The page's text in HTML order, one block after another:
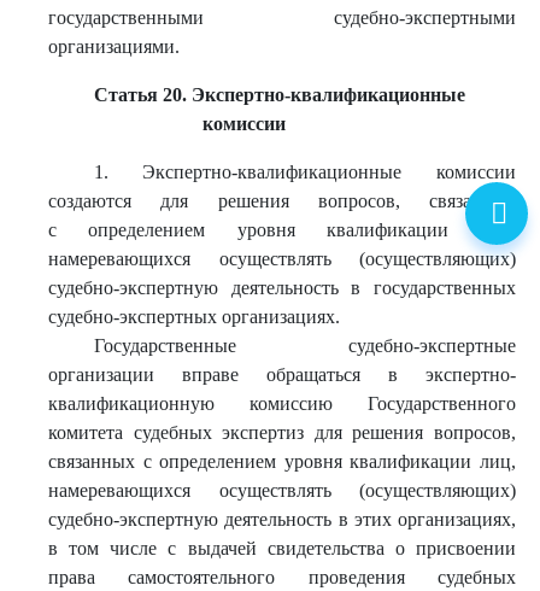
государственными судебно-экспертными
организациями.
Статья 20. Экспертно-квалификационные
комиссии
1. Экспертно-квалификационные комиссии
создаются для решения вопросов, связанных
с определением уровня квалификации лиц,
намеревающихся осуществлять (осуществляющих)
судебно-экспертную деятельность в государственных
судебно-экспертных организациях.
Государственные судебно-экспертные
организации вправе обращаться в экспертно-
квалификационную комиссию Государственного
комитета судебных экспертиз для решения вопросов,
связанных с определением уровня квалификации лиц,
намеревающихся осуществлять (осуществляющих)
судебно-экспертную деятельность в этих организациях,
в том числе с выдачей свидетельства о присвоении
права самостоятельного проведения судебных